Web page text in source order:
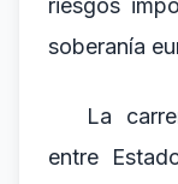
riesgos
soberanía
La
entre